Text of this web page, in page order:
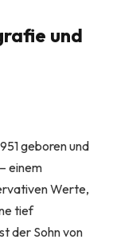
und
geboren und
einem
Werte,
tief
der Sohn von